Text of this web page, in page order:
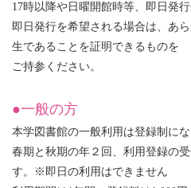
17時以降や日曜開館時等、即日発
即日発行を希望される場合は、あ
生であることを証明できるものを
ご持参ください。
●一般の方
本学図書館の一般利用は登録制にな
春期と秋期の年２回、利用登録の
す。※即日の利用はできません